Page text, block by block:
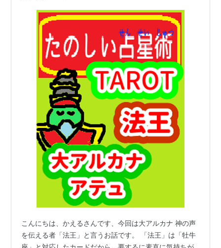
こんにちは、かえるさんです、今回は大アルカナ 神の声
を伝える者「法王」と言うお話です。 「法王」は「牡牛